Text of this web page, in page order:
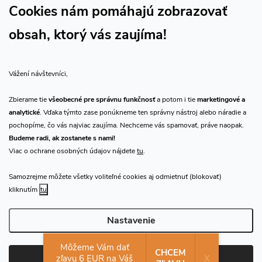
Cookies nám pomáhajú zobrazovať
obsah, ktorý vás zaujíma!
Vážení návštevníci,
Zbierame tievšeobecné pre správnu funkčnosťa potom i tiemarketingové a
analytické. Vďaka týmto zase ponúkneme ten správny nástroj alebo náradie a
pochopíme, čo vás najviac zaujíma. Nechceme vás spamovať, práve naopak.
Budeme radi, ak zostanete s nami!
Viac o ochrane osobných údajov nájdetetu.
Samozrejme môžete všetky voliteľné cookies aj odmietnuť (blokovať)
kliknutím tu
Nastavenie
Sledujte náš vlog CHN_CZ
Prijímame online platby
Copyright 2026CHN.cz. Všetky práva vyhradené.Upraviť nastavenie
cookies
Môžeme Vám dať
zľavu 6 EUR na Váš
CHCEM
X